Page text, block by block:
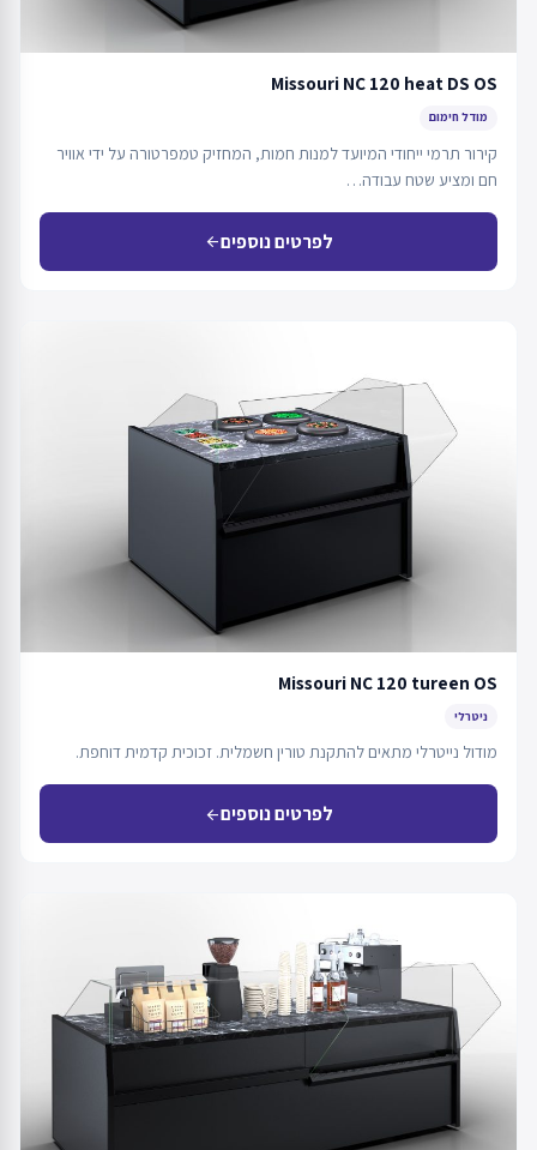
Missouri NC 120 heat DS OS
מודל חימום
קירור תרמי ייחודי המיועד למנות חמות, המחזיק טמפרטורה על ידי אוויר
חם ומציע שטח עבודה…
לפרטים נוספיםarrow_back
Missouri NC 120 tureen OS
ניטרלי
מודול נייטרלי מתאים להתקנת טורין חשמלית. זכוכית קדמית דוחפת.
לפרטים נוספיםarrow_back